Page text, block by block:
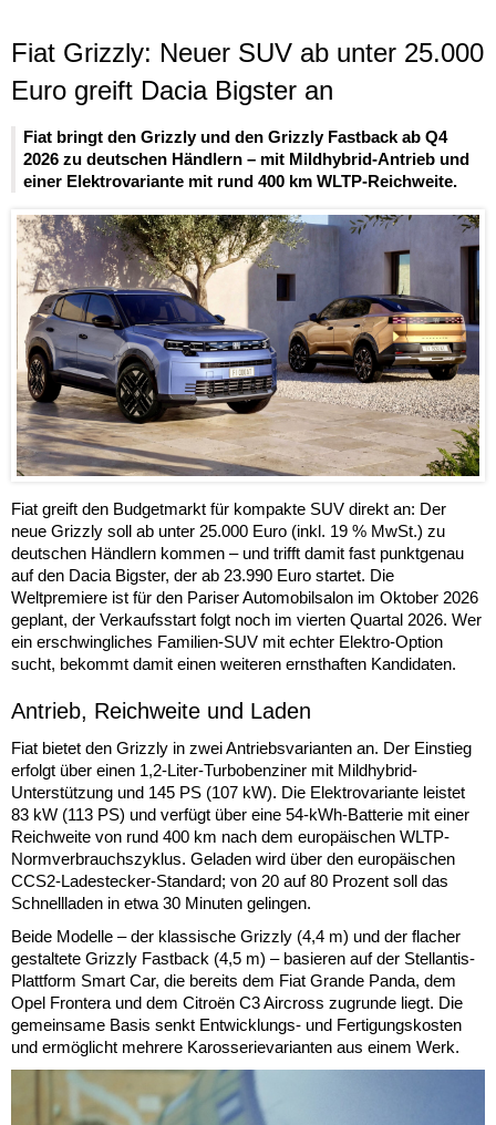
Fiat Grizzly: Neuer SUV ab unter 25.000
Euro greift Dacia Bigster an
Fiat bringt den Grizzly und den Grizzly Fastback ab Q4
2026 zu deutschen Händlern – mit Mildhybrid-Antrieb und
einer Elektrovariante mit rund 400 km WLTP-Reichweite.
Fiat greift den Budgetmarkt für kompakte SUV direkt an: Der
neue Grizzly soll ab unter 25.000 Euro (inkl. 19 % MwSt.) zu
deutschen Händlern kommen – und trifft damit fast punktgenau
auf den Dacia Bigster, der ab 23.990 Euro startet. Die
Weltpremiere ist für den Pariser Automobilsalon im Oktober 2026
geplant, der Verkaufsstart folgt noch im vierten Quartal 2026. Wer
ein erschwingliches Familien-SUV mit echter Elektro-Option
sucht, bekommt damit einen weiteren ernsthaften Kandidaten.
Antrieb, Reichweite und Laden
Fiat bietet den Grizzly in zwei Antriebsvarianten an. Der Einstieg
erfolgt über einen 1,2-Liter-Turbobenziner mit Mildhybrid-
Unterstützung und 145 PS (107 kW). Die Elektrovariante leistet
83 kW (113 PS) und verfügt über eine 54-kWh-Batterie mit einer
Reichweite von rund 400 km nach dem europäischen WLTP-
Normverbrauchszyklus. Geladen wird über den europäischen
CCS2-Ladestecker-Standard; von 20 auf 80 Prozent soll das
Schnellladen in etwa 30 Minuten gelingen.
Beide Modelle – der klassische Grizzly (4,4 m) und der flacher
gestaltete Grizzly Fastback (4,5 m) – basieren auf der Stellantis-
Plattform Smart Car, die bereits dem Fiat Grande Panda, dem
Opel Frontera und dem Citroën C3 Aircross zugrunde liegt. Die
gemeinsame Basis senkt Entwicklungs- und Fertigungskosten
und ermöglicht mehrere Karosserievarianten aus einem Werk.